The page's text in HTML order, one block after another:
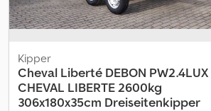
Kipper
Cheval Liberté DEBON PW2.4LUX
CHEVAL LIBERTE 2600kg
306x180x35cm Dreiseitenkipper